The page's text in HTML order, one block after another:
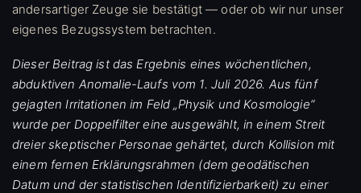
andersartiger Zeuge sie bestätigt — oder ob wir nur unser
eigenes Bezugssystem betrachten.
Dieser Beitrag ist das Ergebnis eines wöchentlichen,
abduktiven Anomalie-Laufs vom 1. Juli 2026. Aus fünf
gejagten Irritationen im Feld „Physik und Kosmologie“
wurde per Doppelfilter eine ausgewählt, in einem Streit
dreier skeptischer Personae gehärtet, durch Kollision mit
einem fernen Erklärungsrahmen (dem geodätischen
Datum und der statistischen Identifizierbarkeit) zu einer